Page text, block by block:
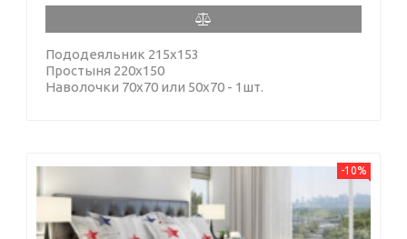
Пододеяльник 215х153
Простыня 220х150
Наволочки 70х70 или 50х70 - 1шт.
-10%